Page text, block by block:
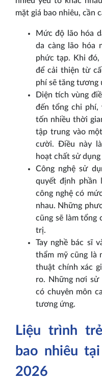
mặt giá bao nhiêu, cần
Mức độ lão hóa
da càng lão hóa
phức tạp. Khi
để cải thiện từ
phí sẽ tăng tương
Diện tích vùng
đến tổng chi phí,
tốn nhiều thời
tập trung vào
cười. Điều này
hoạt chất sử
Công nghệ sử
quyết định phần
công nghệ có
nhau. Những
cũng sẽ làm tổng
trị.
Tay nghề bác sĩ
thẩm mỹ cũng là
thuật chính xác
ro. Những nơi sử
có chuyên môn
tương ứng.
Liệu trình
bao nhiêu
2026